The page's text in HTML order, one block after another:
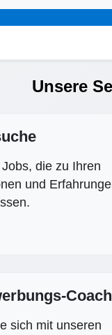
Unsere
die zu Ihren
und
sich mit unseren